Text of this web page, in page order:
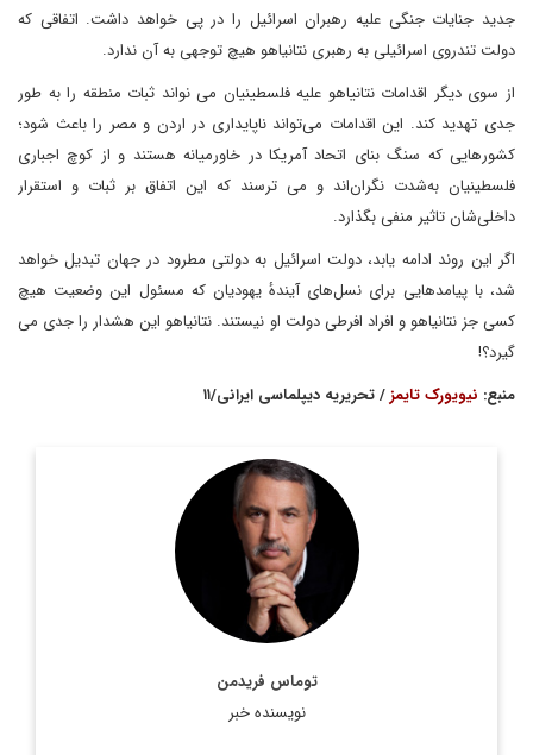
جدید جنایات جنگی علیه رهبران اسرائیل را در پی خواهد داشت. اتفاقی که
دولت تندروی اسرائیلی به رهبری نتانیاهو هیچ توجهی به آن ندارد.
از سوی دیگر اقدامات نتانیاهو علیه فلسطینیان می نواند ثبات منطقه را به طور
جدی تهدید کند. این اقدامات می‌تواند ناپایداری در اردن و مصر را باعث شود؛
کشورهایی که سنگ‌ بنای اتحاد آمریکا در خاورمیانه‌ هستند و از کوچ اجباری
فلسطینیان به‌شدت نگران‌اند و می ترسند که این اتفاق بر ثبات و استقرار
داخلی‌شان تاثیر منفی بگذارد.
اگر این روند ادامه یابد، دولت اسرائیل به دولتی مطرود در جهان تبدیل خواهد
شد، با پیامدهایی برای نسل‌های آیندهٔ یهودیان که مسئول این وضعیت هیچ
کسی جز نتانیاهو و افراد افرطی دولت او نیستند. نتانیاهو این هشدار را جدی می
گیرد؟!
منبع: نیویورک تایمز/ تحریریه دیپلماسی ایرانی/۱۱
توماس فریدمن
نویسنده خبر
توماس لورن فریدمن مشهور به توماس فریدمن
Thomas Friedman) ژورنالیست، ستون‌نویس و نویسندهٔ
آمریکایی است. فریدمن متخصص مباحث سیاست خارجی،
خاورمیانه و مسائل زیست محیطی است و ...
اطلاعات بیشتر